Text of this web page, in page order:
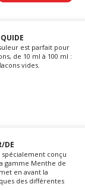
est parfait pour
de 10 ml à 100 ml :
vides.
DE
conçu
gamme Menthe de
en avant la
des différentes